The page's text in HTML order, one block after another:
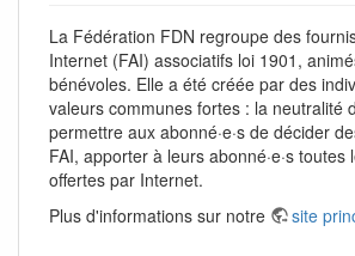
La Fédération FDN regroupe des
Internet (FAI) associatifs loi 1901,
bénévoles. Elle a été créée par des
valeurs communes fortes : la neutralité
permettre aux abonné·e·s de décider
FAI, apporter à leurs abonné·e·s toutes
offertes par Internet.
Plus d'informations sur notre
site